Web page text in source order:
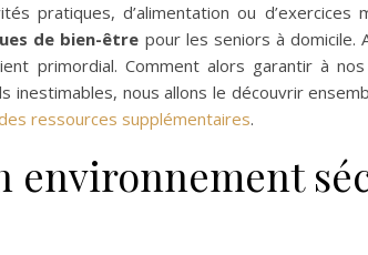
pratiques, d’alimentation ou
de bien-être pour les seniors à domicile.
primordial. Comment alors garantir à
inestimables, nous allons le découvrir
ressources supplémentaires.
environnement